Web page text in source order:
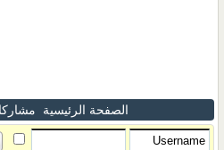
الصفحة الرئيسية